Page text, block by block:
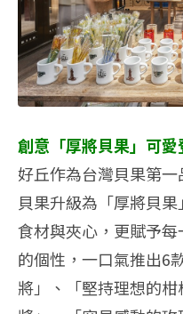
創意「厚將貝果」可愛
好丘作為台灣貝果第
貝果升級為「厚將貝
食材與夾心，更賦予
的個性，一口氣推出6
將」、「堅持理想的